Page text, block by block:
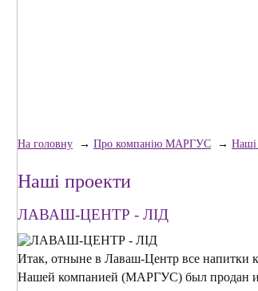
На головну → Про компанію МАРГУС → Наші
Наші проекти
ЛАВАШ-ЦЕНТР - ЛІД
Итак, отныне в Лаваш-Центр все напитки
Нашей компанией (МАРГУС) был продан и